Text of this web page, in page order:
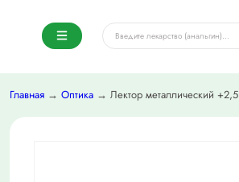
Главная → Оптика → Лектор металлический